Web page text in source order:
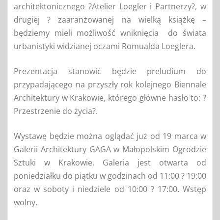
architektonicznego ?Atelier Loegler i Partnerzy?, w
drugiej ? zaaranżowanej na wielką książkę –
będziemy mieli możliwość wniknięcia do świata
urbanistyki widzianej oczami Romualda Loeglera.
Prezentacja stanowić będzie preludium do
przypadającego na przyszły rok kolejnego Biennale
Architektury w Krakowie, którego główne hasło to: ?
Przestrzenie do życia?.
Wystawę będzie można oglądać już od 19 marca w
Galerii Architektury GAGA w Małopolskim Ogrodzie
Sztuki w Krakowie. Galeria jest otwarta od
poniedziałku do piątku w godzinach od 11:00 ? 19:00
oraz w soboty i niedziele od 10:00 ? 17:00. Wstęp
wolny.